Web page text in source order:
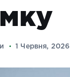
1 Червня, 2026